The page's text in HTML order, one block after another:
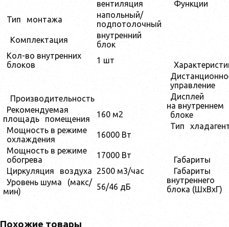
вентиляция
Тип
монтажа
напольный/
подпотолочный
Комплектация
внутренний
блок
Кол-во внутренних
блоков
1 шт
Производительность
Рекомендуемая
площадь
помещения
160 м2
Мощность в режиме
охлаждения
16000 Вт
Мощность в режиме
обогрева
17000 Вт
Циркуляция
воздуха
2500 м3/час
Уровень шума
(макс/
мин)
56/46 дБ
Функции
управление
Дисплей
на внутреннем
блоке
Тип
Габариты
Габариты
внутреннего
блока (ШхВхГ)
Похожие товары